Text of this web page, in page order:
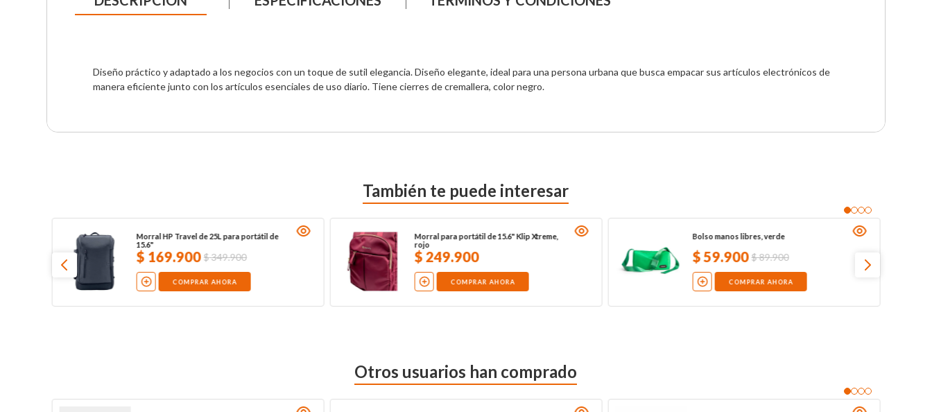
Diseño práctico y adaptado a los negocios con un toque de sutil elegancia. Diseño elegante, ideal para una persona urbana que busca empacar sus artículos electrónicos de
manera eficiente junto con los artículos esenciales de uso diario. Tiene cierres de cremallera, color negro.
También te puede interesar
Morral HP Travel de 25L para portátil de
15.6"
$ 169.900 $349.900
COMPRAR AHORA
Morral para portátil de 15.6" Klip Xtreme,
rojo
$249.900
COMPRAR AHORA
Bolso manos libres, verde
$59.900 $89.900
COMPRAR AHORA
Otros usuarios han comprado